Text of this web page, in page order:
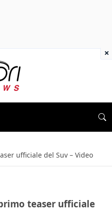
ufficiale del Suv – Video
teaser ufficiale
×